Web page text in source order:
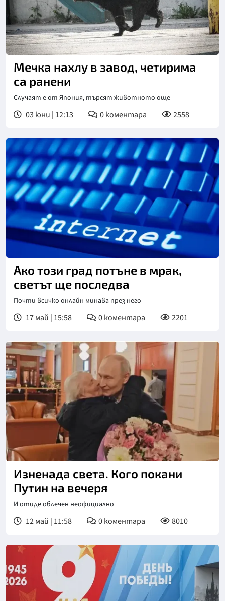
Мечка нахлу в завод, четирима
са ранени
Случаят е от Япония, търсят животното още
03 юни | 12:13 0коментара 2558
Ако този град потъне в мрак,
светът ще последва
Почти всичко онлайн минава през него
17 май | 15:58 0коментара 2201
Изненада света. Кого покани
Путин на вечеря
И отиде облечен неофициално
12 май | 11:58 0коментара 8010